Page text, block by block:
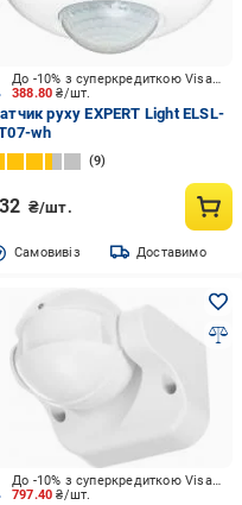
388.80₴/шт.
До -10% з суперкредиткою Visa Вигода
руху EXPERT Light ELSL-
wh
9
₴/шт.
Cамовивіз Доставимо
797.40₴/шт.
До -10% з суперкредиткою Visa Вигода